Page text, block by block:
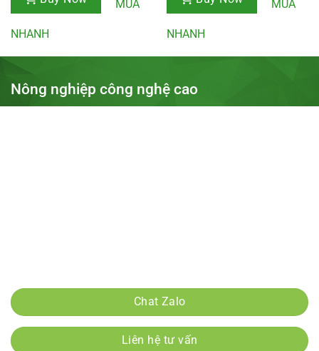
MUA
NHANH
MUA
NHANH
Nông nghiệp công nghệ cao
Chat Zalo
Liên hệ tư vấn